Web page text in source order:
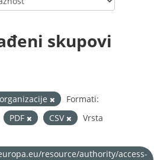
skupovi
Formati:
PDF CSV
Vrsta
resource/authority/access-